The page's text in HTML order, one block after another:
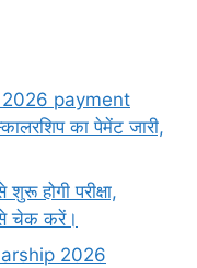
payment
का पेमेंट जारी,
होगी परीक्षा,
से चेक करें।
2026